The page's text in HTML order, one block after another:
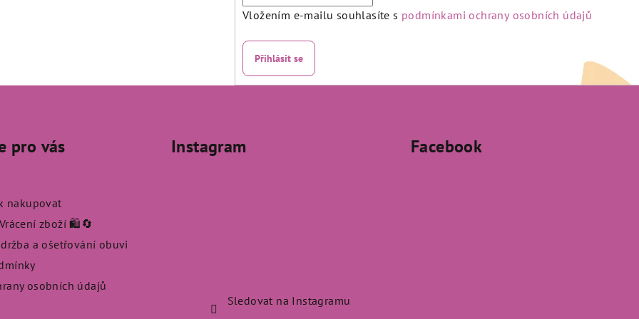
Vložením e-mailu souhlasíte s podmínkami ochrany osobních údajů
Přihlásit se
pro vás
nakupovat
zboží 🛍️🔄
a ošetřování obuvi
osobních údajů
Instagram
Sledovat na Instagramu
Facebook